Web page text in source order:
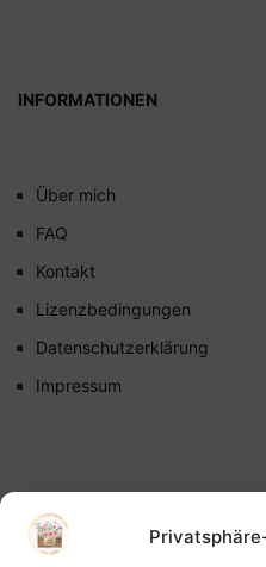
INFORMATIONEN
Über mich
FAQ
Kontakt
Lizenzbedingungen
Datenschutzerklärung
Impressum